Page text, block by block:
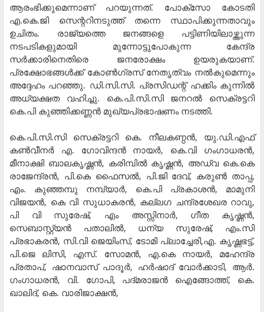
ആരംഭിക്കുമെന്നാണ് പറയുന്നത്. പോക്‌സോ കോടതി
എ.കെ.ജി സെന്ററിനടുത്ത് തന്നെ സ്ഥാപിക്കുന്നതാവും
ഉചിതം. രാജ്യത്തെ ജനങ്ങളെ പട്ടിണിയിലാഴ്ത്തുന്ന
നടപടികളുമായി മുന്നോട്ടുപോകുന്ന കേന്ദ്ര
സര്‍ക്കാരിനെതിരെ ജനരോക്ഷം ഉയരുകയാണ്.
പ്രക്ഷോഭങ്ങള്‍ക്ക് കോണ്‍ഗ്രസ് നേതൃത്വം നല്‍കുമെന്നും
അദ്ദേഹം പറഞ്ഞു. ഡി.സി.സി. പ്രസിഡന്റ് ഹക്കിം കുന്നില്‍
അധ്യക്ഷത വഹിച്ചു. കെ.പി.സി.സി ജനറല്‍ സെക്രട്ടറി
കെ.പി കുഞ്ഞിക്കണ്ണന്‍ മുഖ്യപ്രഭാഷണം നടത്തി.
കെ.പി.സി.സി സെക്രട്ടറി കെ. നീലകണ്ഠന്‍, യു.ഡി.എഫ്
കണ്‍വീനര്‍ എ. ഗോവിന്ദന്‍ നായര്‍, കെ.വി ഗംഗാധരന്‍,
മീനാക്ഷി ബാലകൃഷ്ണന്‍, കരിമ്പില്‍ കൃഷ്ണന്‍, അഡ്വ കെ.കെ
രാജേന്ദ്രന്‍, പി.കെ ഫൈസല്‍, പി.ജി ദേവ്, കരുണ്‍ താപ്പ,
എം. കുഞ്ഞമ്പു നമ്പ്യാര്‍, കെ.പി പ്രകാശന്‍, മാമുനി
വിജയന്‍, കെ വി സുധാകരന്‍, കല്ലഗ ചന്ദ്രശേഖര റാവു,
പി വി സുരേഷ്, എം അസ്സിനാര്‍, ഗീത കൃഷ്ണന്‍,
സെബാസ്റ്റ്യന്‍ പതാലില്‍, ധന്യ സുരേഷ്, എം.സി
പ്രഭാകരന്‍, സി.വി ജെയിംസ്, ടോമി പ്ലാച്ചേരി,എ. കൃഷ്ണഭട്ട്,
പി.ജെ ലിസി, എസ്. സോമന്‍, എ.കെ നായര്‍, മഹേന്ദ്ര
പ്രതാപ്, ഷാനവാസ് പാദൂര്‍, ഹര്‍ഷാദ് വോര്‍ക്കാടി, ആര്‍.
ഗംഗാധരന്‍, വി. ഗോപി, പദ്മരാജന്‍ ഐങ്ങോത്ത്, കെ.
ഖാലിദ്, കെ. വാരിജാക്ഷന്‍,